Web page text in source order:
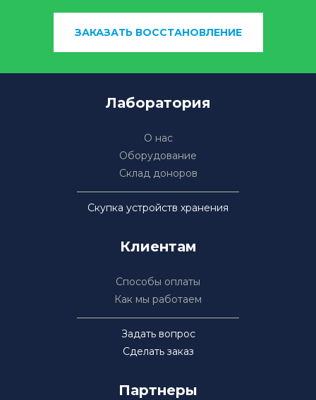
ЗАКАЗАТЬ ВОССТАНОВЛЕНИЕ
Лаборатория
О нас
Оборудование
Склад доноров
Скупка устройств хранения
Клиентам
Способы оплаты
Как мы работаем
Задать вопрос
Сделать заказ
Партнеры